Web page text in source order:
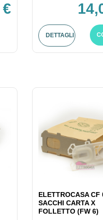
DETTAGLI
ELETTROCASA CF
SACCHI CARTA X
FOLLETTO (FW 6)